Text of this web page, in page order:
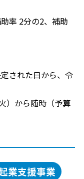
率 2分の2、補助
された日から、令
）から随時（予算
業支援事業